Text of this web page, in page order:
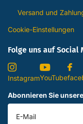
Versand und
Cookie-Einstellungen
Folge uns auf Social
InstagramYouTube
Abonnieren Sie